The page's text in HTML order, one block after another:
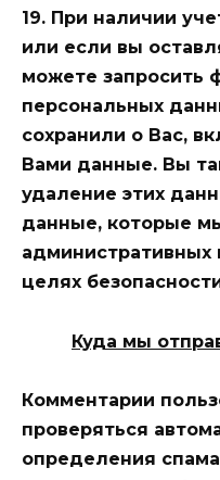
19. При наличии
или если вы
можете запросить
персональных
сохранили о Вас,
Вами данные. Вы
удаление этих
данные, которые
административных
целях
Куда мы
Комментарии
проверяться
определения